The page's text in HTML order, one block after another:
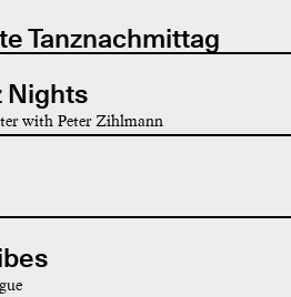
Tanznachmittag
Nights
with Peter Zihlmann